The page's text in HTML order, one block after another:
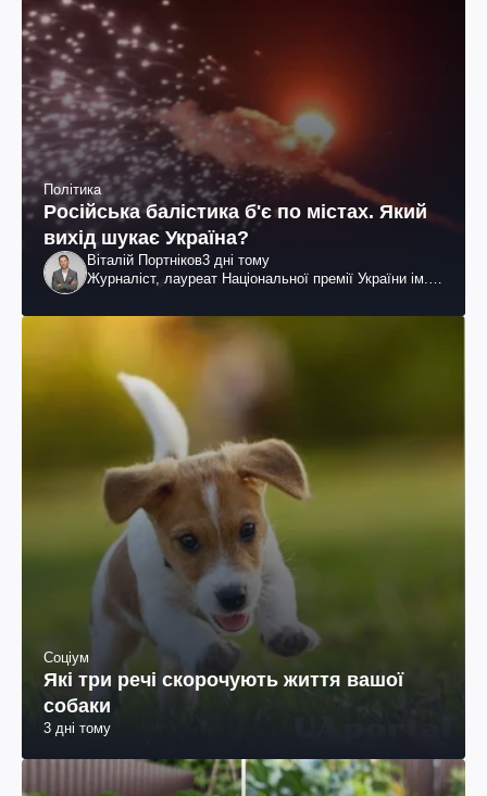
Політика
Російська балістика б'є по містах. Який
вихід шукає Україна?
Віталій Портніков3 дні тому
Журналіст, лауреат Національної премії України ім.
Соціум
Які три речі скорочують життя вашої
собаки
3 дні тому